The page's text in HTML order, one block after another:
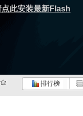
点此安装最新Flash
排行榜